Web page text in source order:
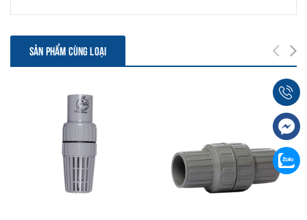
SẢN PHẨM CÙNG LOẠI